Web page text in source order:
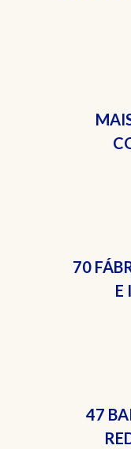
70
E
47